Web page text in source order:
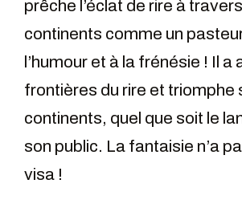
prêche l’éclat de rire à
continents comme un
l’humour et à la frénésie ! Il a
frontières du rire et triomphe
continents, quel que soit le
son public. La fantaisie n’a
visa !